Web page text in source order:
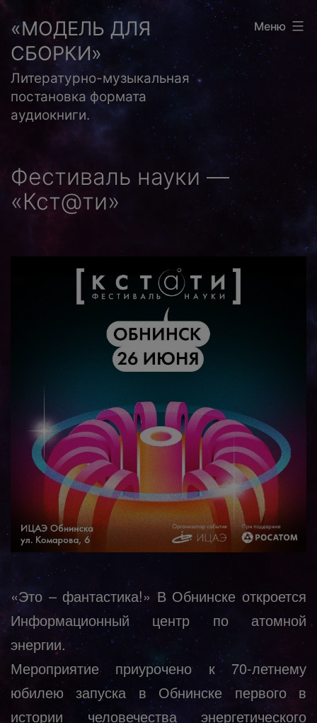
Перейти
содержимому
«МОДЕЛЬ ДЛЯ
СБОРКИ»
Литературно-музыкальная
постановка формата
аудиокниги.
Меню
Фестиваль науки —
«Кст@ти»
«Это – фантастика!» В Обнинске откроется
Информационный центр по атомной
энергии.
Мероприятие приурочено к 70-летнему
юбилею запуска в Обнинске первого в
истории человечества энергетического